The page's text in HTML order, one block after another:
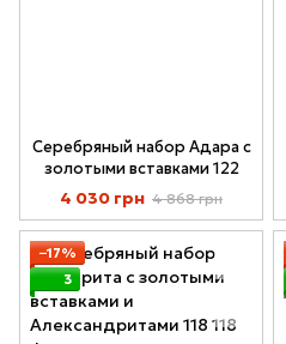
Серебряный набор Адара с
золотыми вставками 122
4 030 грн 4 868 грн
−17%
3